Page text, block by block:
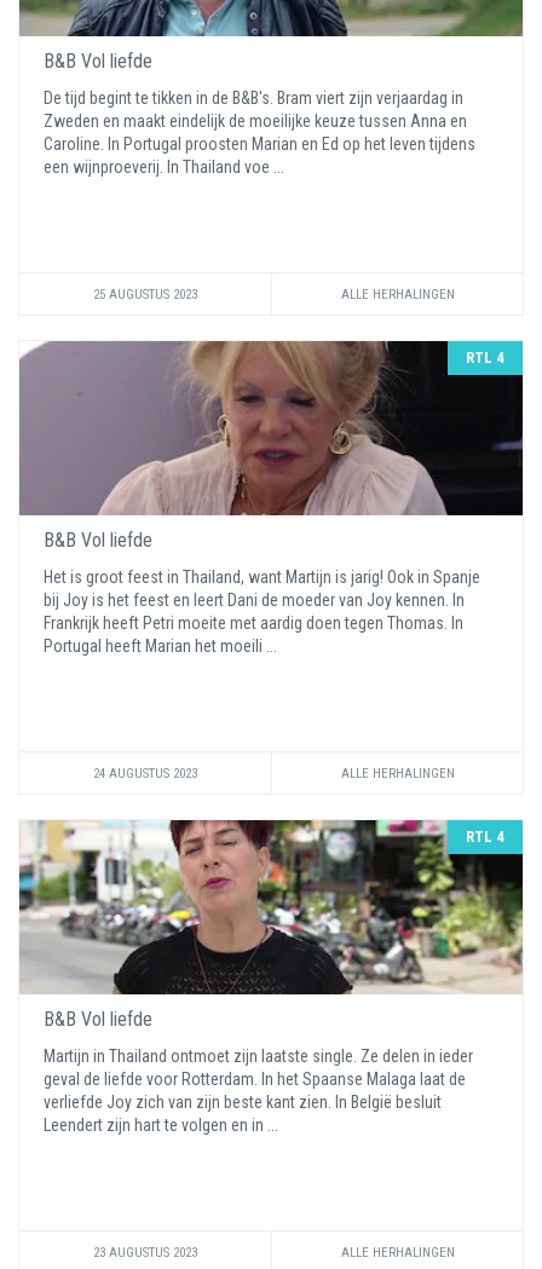
B&B Vol liefde
De tijd begint te tikken in de B&B's. Bram viert zijn verjaardag in
Zweden en maakt eindelijk de moeilijke keuze tussen Anna en
Caroline. In Portugal proosten Marian en Ed op het leven tijdens
een wijnproeverij. In Thailand voe ...
25 AUGUSTUS 2023 ALLE HERHALINGEN
RTL 4
B&B Vol liefde
Het is groot feest in Thailand, want Martijn is jarig! Ook in Spanje
bij Joy is het feest en leert Dani de moeder van Joy kennen. In
Frankrijk heeft Petri moeite met aardig doen tegen Thomas. In
Portugal heeft Marian het moeili ...
24 AUGUSTUS 2023 ALLE HERHALINGEN
RTL 4
B&B Vol liefde
Martijn in Thailand ontmoet zijn laatste single. Ze delen in ieder
geval de liefde voor Rotterdam. In het Spaanse Malaga laat de
verliefde Joy zich van zijn beste kant zien. In België besluit
Leendert zijn hart te volgen en in ...
23 AUGUSTUS 2023 ALLE HERHALINGEN